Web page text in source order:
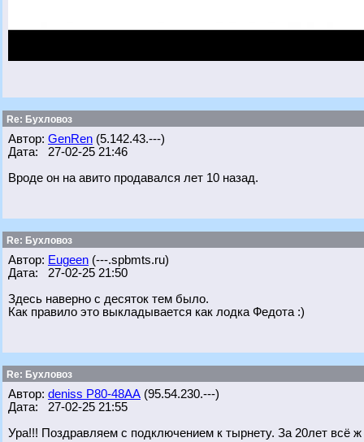
Re: Бухловоз
Автор: GenRen (5.142.43.---)
Дата: 27-02-25 21:46
Вроде он на авито продавался лет 10 назад.
Re: Бухловоз
Автор: Eugeen (---.spbmts.ru)
Дата: 27-02-25 21:50
Здесь наверно с десяток тем было.
Как правило это выкладывается как лодка Федота :)
Re: Бухловоз
Автор: deniss Р80-48АА (95.54.230.---)
Дата: 27-02-25 21:55
Ура!!! Поздравляем с подключением к тырнету. За 20лет